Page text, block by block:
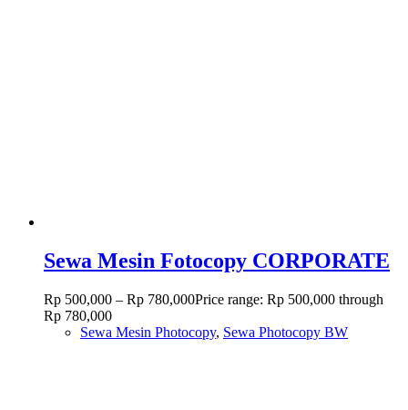
Sewa Mesin Fotocopy CORPORATE
Rp 500,000 – Rp 780,000Price range: Rp 500,000 through
Rp 780,000
Sewa Mesin Photocopy, Sewa Photocopy BW